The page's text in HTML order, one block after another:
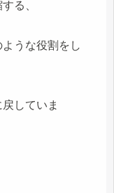
る、
うな役割をし
していま